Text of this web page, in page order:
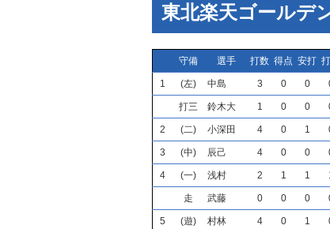
東北楽天ゴールデ
守備 選手 打数 得点 安打
1 (左) 中島 3 0 0
打三 鈴木大 1 0 0
2 (二) 小深田 4 0 1
3 (中) 辰己 4 0 0
4 (一) 浅村 2 1 1
走 武藤 0 0 0
5 (遊) 村林 4 0 1